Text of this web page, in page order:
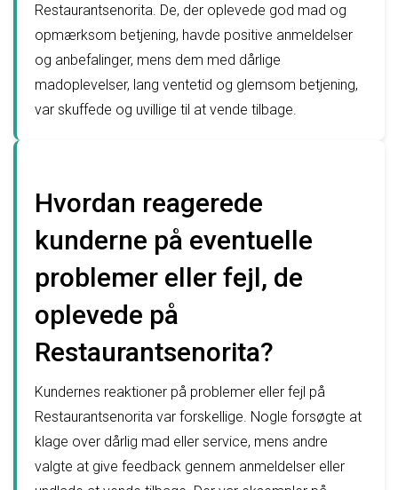
Restaurantsenorita. De, der oplevede god mad og
opmærksom betjening, havde positive anmeldelser
og anbefalinger, mens dem med dårlige
madoplevelser, lang ventetid og glemsom betjening,
var skuffede og uvillige til at vende tilbage.
Hvordan reagerede
kunderne på eventuelle
problemer eller fejl, de
oplevede på
Restaurantsenorita?
Kundernes reaktioner på problemer eller fejl på
Restaurantsenorita var forskellige. Nogle forsøgte at
klage over dårlig mad eller service, mens andre
valgte at give feedback gennem anmeldelser eller